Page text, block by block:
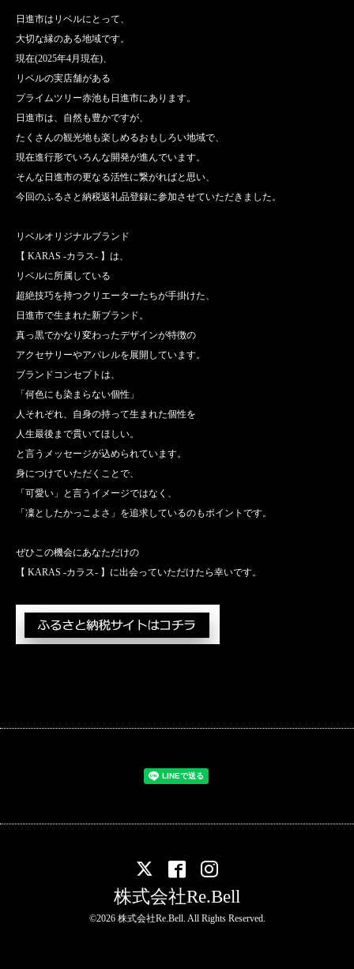
日進市はリベルにとって、
大切な縁のある地域です。
現在(2025年4月現在)、
リベルの実店舗がある
プライムツリー赤池も日進市にあります。
日進市は、自然も豊かですが、
たくさんの観光地も楽しめるおもしろい地域で、
現在進行形でいろんな開発が進んでいます。
そんな日進市の更なる活性に繋がればと思い、
今回のふるさと納税返礼品登録に参加させていただきました。
リベルオリジナルブランド
【 KARAS -カラス- 】は、
リベルに所属している
超絶技巧を持つクリエーターたちが手掛けた、
日進市で生まれた新ブランド。
真っ黒でかなり変わったデザインが特徴の
アクセサリーやアパレルを展開しています。
ブランドコンセプトは、
「何色にも染まらない個性」
人それぞれ、自身の持って生まれた個性を
人生最後まで貫いてほしい。
と言うメッセージが込められています。
身につけていただくことで、
「可愛い」と言うイメージではなく、
「凜としたかっこよさ」を追求しているのもポイントです。
ぜひこの機会にあなただけの
【 KARAS -カラス- 】に出会っていただけたら幸いです。
株式会社Re.Bell
©2026 株式会社Re.Bell. All Rights Reserved.